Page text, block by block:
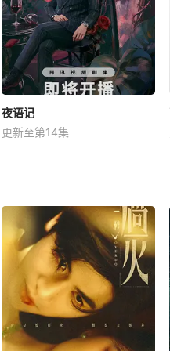
夜语记
更新至第14集